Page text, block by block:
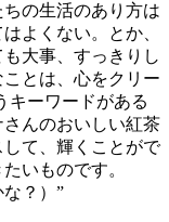
の生活のあり方は
よくない。とか、
大事、すっきりし
とは、心をクリー
キーワードがある
んのおいしい紅茶
て、輝くことがで
いものです。
な？）”